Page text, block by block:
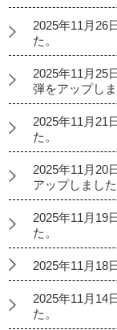
2025年11月26
た。
2025年11月25
弾をアップしま
2025年11月21
た。
2025年11月20
アップしました
2025年11月19
た。
2025年11月18
2025年11月14
た。